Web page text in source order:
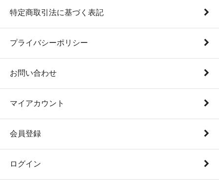
特定商取引法に基づく表記
プライバシーポリシー
お問い合わせ
マイアカウント
会員登録
ログイン